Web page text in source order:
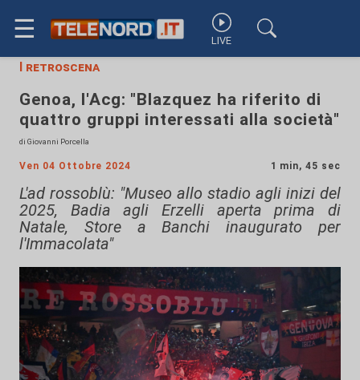
☰ LIVE
I retroscena
Genoa, l'Acg: "Blazquez ha riferito di
quattro gruppi interessati alla società"
di Giovanni Porcella
Ven 04 Ottobre 2024 1 min, 45 sec
L'ad rossoblù: "Museo allo stadio agli inizi del
2025, Badia agli Erzelli aperta prima di
Natale, Store a Banchi inaugurato per
l'Immacolata"